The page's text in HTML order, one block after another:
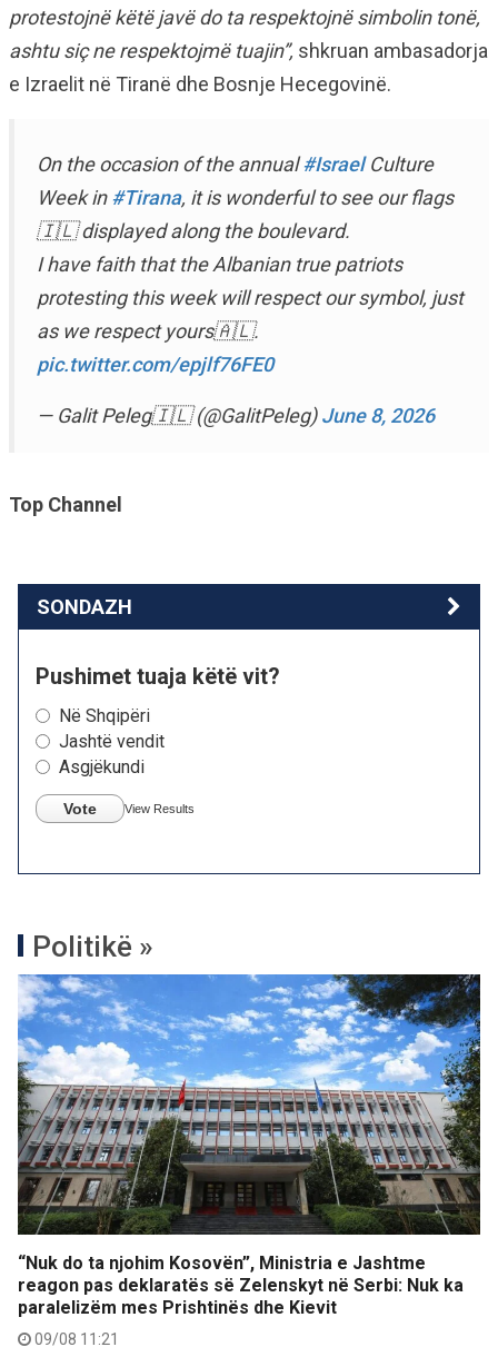
protestojnë këtë javë do ta respektojnë simbolin tonë,
ashtu siç ne respektojmë tuajin”, shkruan ambasadorja
e Izraelit në Tiranë dhe Bosnje Hecegovinë.
On the occasion of the annual#IsraelCulture
Week in #Tirana, it is wonderful to see our flags
🇮🇱 displayed along the boulevard.
I have faith that the Albanian true patriots
protesting this week will respect our symbol, just
as we respect yours🇦🇱.
pic.twitter.com/epjlf76FE0
— Galit Peleg🇮🇱 (@GalitPeleg)June 8, 2026
Top Channel
SONDAZH
Pushimet tuaja këtë vit?
Në Shqipëri
Jashtë vendit
Asgjëkundi
Vote View Results
Politikë »
“Nuk do ta njohim Kosovën”, Ministria e Jashtme
reagon pas deklaratës së Zelenskyt në Serbi: Nuk ka
paralelizëm mes Prishtinës dhe Kievit
09/08 11:21